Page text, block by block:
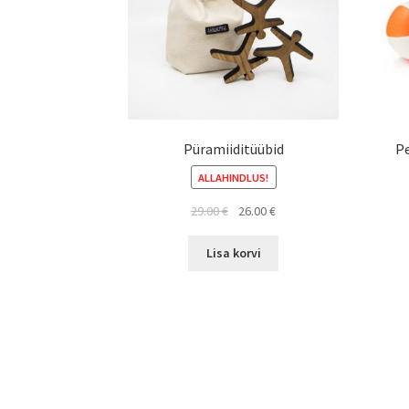
Püramiiditüübid
ALLAHINDLUS!
29.00€
Algne
oli:
26.00€Current
Lisa korvi